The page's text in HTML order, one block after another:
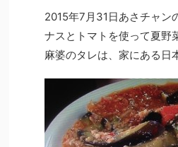
2015年7月31日あさチャン
ナスとトマトを使って夏野
麻婆のタレは、家にある日